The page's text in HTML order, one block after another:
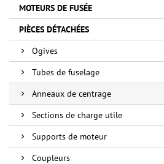
MOTEURS DE FUSÉE
PIÈCES DÉTACHÉES
Ogives
Tubes de fuselage
Anneaux de centrage
Sections de charge utile
Supports de moteur
Coupleurs